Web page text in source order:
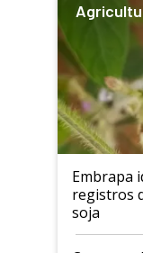
Embrapa
registros
soja